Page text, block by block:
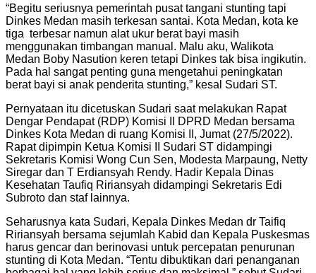
“Begitu seriusnya pemerintah pusat tangani stunting tapi
Dinkes Medan masih terkesan santai. Kota Medan, kota ke
tiga terbesar namun alat ukur berat bayi masih
menggunakan timbangan manual. Malu aku, Walikota
Medan Boby Nasution keren tetapi Dinkes tak bisa ingikutin.
Pada hal sangat penting guna mengetahui peningkatan
berat bayi si anak penderita stunting,” kesal Sudari ST.
Pernyataan itu dicetuskan Sudari saat melakukan Rapat
Dengar Pendapat (RDP) Komisi II DPRD Medan bersama
Dinkes Kota Medan di ruang Komisi II, Jumat (27/5/2022).
Rapat dipimpin Ketua Komisi II Sudari ST didampingi
Sekretaris Komisi Wong Cun Sen, Modesta Marpaung, Netty
Siregar dan T Erdiansyah Rendy. Hadir Kepala Dinas
Kesehatan Taufiq Ririansyah didampingi Sekretaris Edi
Subroto dan staf lainnya.
Seharusnya kata Sudari, Kepala Dinkes Medan dr Taifiq
Ririansyah bersama sejumlah Kabid dan Kepala Puskesmas
harus gencar dan berinovasi untuk percepatan penurunan
stunting di Kota Medan. “Tentu dibuktikan dari penanganan